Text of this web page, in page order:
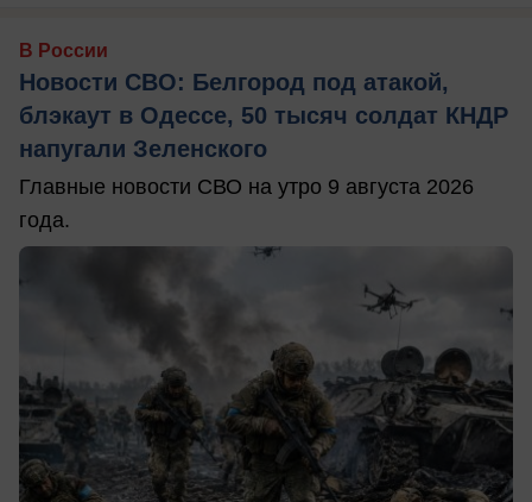
В России
Новости СВО: Белгород под атакой,
блэкаут в Одессе, 50 тысяч солдат КНДР
напугали Зеленского
Главные новости СВО на утро 9 августа 2026
года.